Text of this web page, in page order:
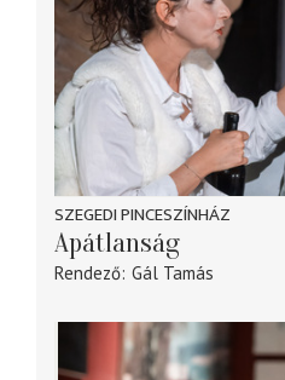
SZEGEDI PINCESZÍNHÁZ
Apátlanság
Rendező Gál Tamás